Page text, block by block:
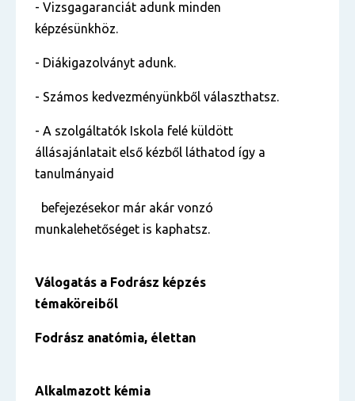
- Vizsgagaranciát adunk minden
képzésünkhöz.
- Diákigazolványt adunk.
- Számos kedvezményünkből választhatsz.
- A szolgáltatók Iskola felé küldött
állásajánlatait első kézből láthatod így a
tanulmányaid
befejezésekor már akár vonzó
munkalehetőséget is kaphatsz.
Válogatás a Fodrász képzés
témaköreiből
Fodrász anatómia, élettan
Alkalmazott kémia